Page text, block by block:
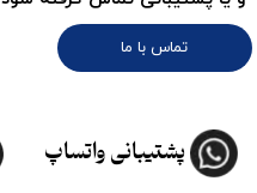
تماس با ما
پشتیبانی واتساپ